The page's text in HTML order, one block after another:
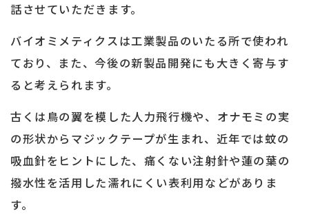
話させていただきます。
バイオミメティクスは工業製品のいたる所で使われ
ており、また、今後の新製品開発にも大きく寄与す
ると考えられます。
古くは鳥の翼を模した人力飛行機や、オナモミの実
の形状からマジックテープが生まれ、近年では蚊の
吸血針をヒントにした、痛くない注射針や蓮の葉の
撥水性を活用した濡れにくい表利用などがありま
す。